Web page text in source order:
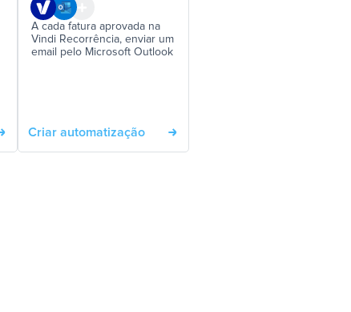
A cada fatura aprovada na
Vindi Recorrência, enviar um
email pelo Microsoft Outlook
Criar automatização